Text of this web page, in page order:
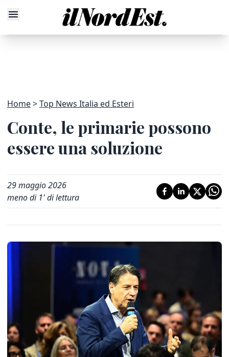
Home Top News Italia ed Esteri
Conte, le primarie possono
essere una soluzione
29 maggio 2026
meno di 1' di lettura